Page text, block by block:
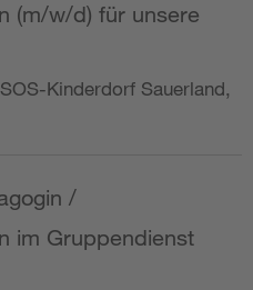
(m/w/d) für unsere
Kinderdorf Sauerland,
/
im Gruppendienst